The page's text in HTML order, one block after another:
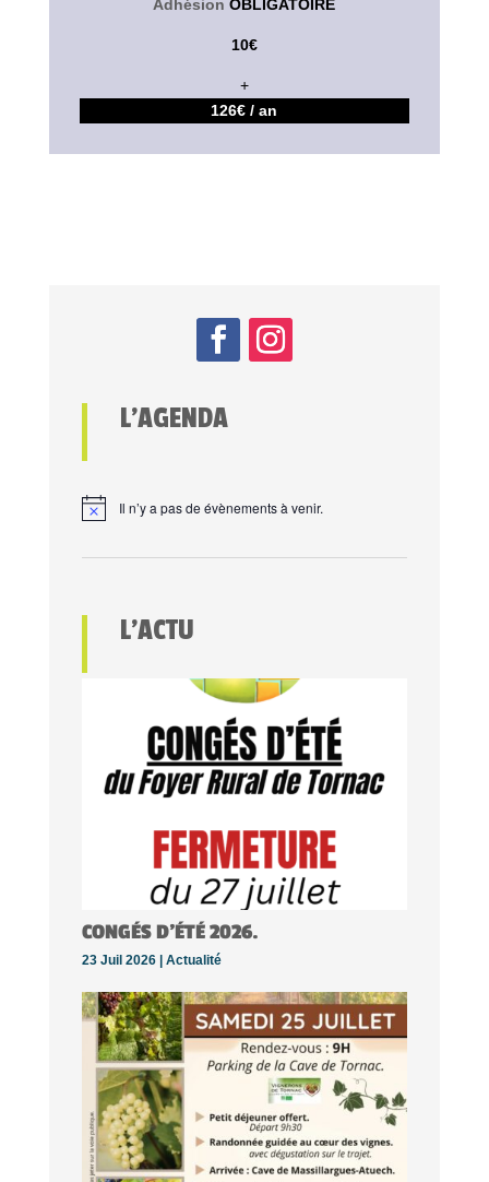
Adhésion OBLIGATOIRE
10€
+
126€ / an
L’AGENDA
Il n’y a pas de évènements à venir.
L’ACTU
CONGÉS D’ÉTÉ 2026.
23 Juil 2026 | Actualité